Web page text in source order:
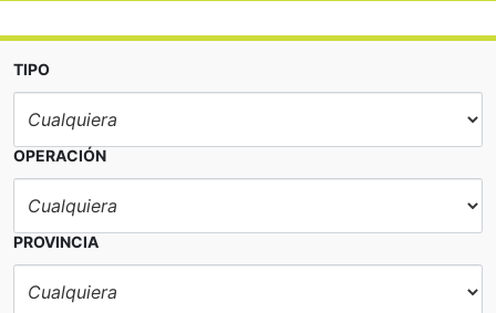
TIPO
OPERACIÓN
PROVINCIA